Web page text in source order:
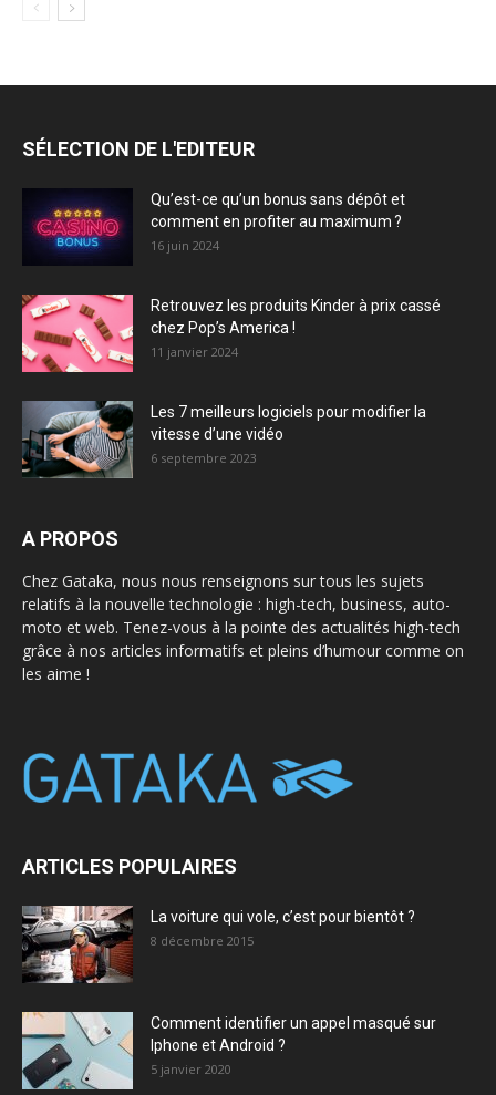
SÉLECTION DE L'EDITEUR
Qu’est-ce qu’un bonus sans dépôt et
comment en profiter au maximum ?
16 juin 2024
Retrouvez les produits Kinder à prix cassé
chez Pop’s America !
11 janvier 2024
Les 7 meilleurs logiciels pour modifier la
vitesse d’une vidéo
6 septembre 2023
A PROPOS
Chez Gataka, nous nous renseignons sur tous les sujets
relatifs à la nouvelle technologie : high-tech, business, auto-
moto et web. Tenez-vous à la pointe des actualités high-tech
grâce à nos articles informatifs et pleins d’humour comme on
les aime !
ARTICLES POPULAIRES
La voiture qui vole, c’est pour bientôt ?
8 décembre 2015
Comment identifier un appel masqué sur
Iphone et Android ?
5 janvier 2020